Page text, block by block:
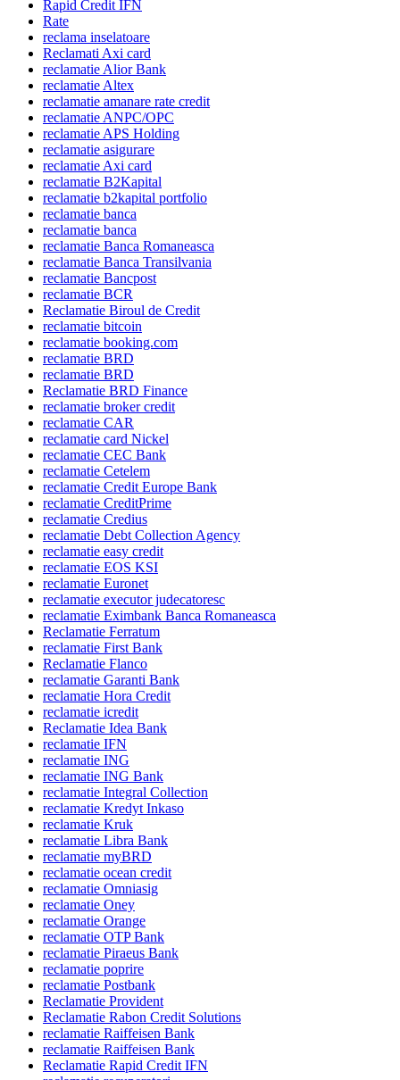
Rapid Credit IFN
Rate
reclama inselatoare
Reclamati Axi card
reclamatie Alior Bank
reclamatie Altex
reclamatie amanare rate credit
reclamatie ANPC/OPC
reclamatie APS Holding
reclamatie asigurare
reclamatie Axi card
reclamatie B2Kapital
reclamatie b2kapital portfolio
reclamatie banca
reclamatie banca
reclamatie Banca Romaneasca
reclamatie Banca Transilvania
reclamatie Bancpost
reclamatie BCR
Reclamatie Biroul de Credit
reclamatie bitcoin
reclamatie booking.com
reclamatie BRD
reclamatie BRD
Reclamatie BRD Finance
reclamatie broker credit
reclamatie CAR
reclamatie card Nickel
reclamatie CEC Bank
reclamatie Cetelem
reclamatie Credit Europe Bank
reclamatie CreditPrime
reclamatie Credius
reclamatie Debt Collection Agency
reclamatie easy credit
reclamatie EOS KSI
reclamatie Euronet
reclamatie executor judecatoresc
reclamatie Eximbank Banca Romaneasca
Reclamatie Ferratum
reclamatie First Bank
Reclamatie Flanco
reclamatie Garanti Bank
reclamatie Hora Credit
reclamatie icredit
Reclamatie Idea Bank
reclamatie IFN
reclamatie ING
reclamatie ING Bank
reclamatie Integral Collection
reclamatie Kredyt Inkaso
reclamatie Kruk
reclamatie Libra Bank
reclamatie myBRD
reclamatie ocean credit
reclamatie Omniasig
reclamatie Oney
reclamatie Orange
reclamatie OTP Bank
reclamatie Piraeus Bank
reclamatie poprire
reclamatie Postbank
Reclamatie Provident
Reclamatie Rabon Credit Solutions
reclamatie Raiffeisen Bank
reclamatie Raiffeisen Bank
Reclamatie Rapid Credit IFN